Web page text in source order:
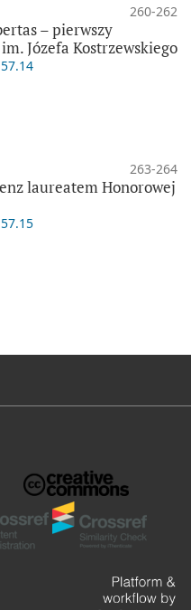
260-262
– pierwszy
Józefa Kostrzewskiego
263-264
laureatem Honorowej